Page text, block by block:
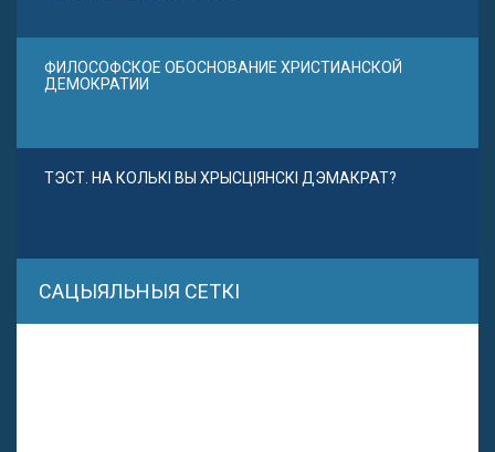
ФИЛОСОФСКОЕ ОБОСНОВАНИЕ ХРИСТИАНСКОЙ
ДЕМОКРАТИИ
ТЭСТ. НА КОЛЬКІ ВЫ ХРЫСЦІЯНСКІ ДЭМАКРАТ?
САЦЫЯЛЬНЫЯ СЕТКІ